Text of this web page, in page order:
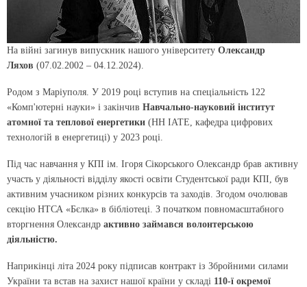
На війні загинув випускник нашого університету Олександр
Ляхов (07.02.2002 – 04.12.2024).
Родом з Маріуполя. У 2019 році вступив на спеціальність 122
«Комп'ютерні науки» і закінчив Навчально-науковий інститут
атомної та теплової енергетики (НН ІАТЕ, кафедра цифрових
технологій в енергетиці) у 2023 році.
Під час навчання у КПІ ім. Ігоря Сікорського Олександр брав активну
участь у діяльності відділу якості освіти Студентської ради КПІ, був
активним учасником різних конкурсів та заходів. Згодом очолював
секцію НТСА «Бєлка» в бібліотеці. З початком повномасштабного
вторгнення Олександр активно займався волонтерською
діяльністю.
Наприкінці літа 2024 року підписав контракт із Збройними силами
України та встав на захист нашої країни у складі 110-ї окремої